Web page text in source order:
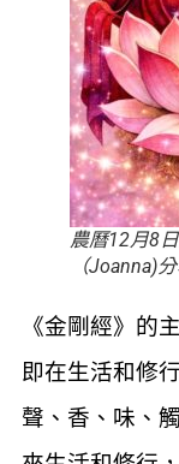
農曆12月8
（Joanna)
《金剛經》的
即在生活和修
聲、香、味、